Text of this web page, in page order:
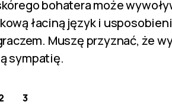
bohatera może
łaciną język i
Muszę przyznać, że
sympatię.
3